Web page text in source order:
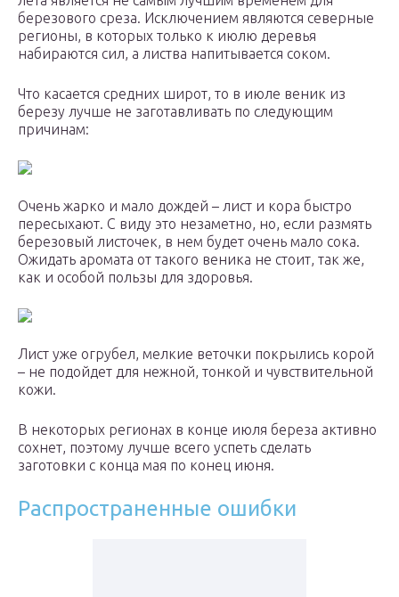
березового среза. Исключением являются северные
регионы, в которых только к июлю деревья
набираются сил, а листва напитывается соком.
Что касается средних широт, то в июле веник из
березу лучше не заготавливать по следующим
причинам:
Очень жарко и мало дождей – лист и кора быстро
пересыхают. С виду это незаметно, но, если размять
березовый листочек, в нем будет очень мало сока.
Ожидать аромата от такого веника не стоит, так же,
как и особой пользы для здоровья.
Лист уже огрубел, мелкие веточки покрылись корой
– не подойдет для нежной, тонкой и чувствительной
кожи.
В некоторых регионах в конце июля береза активно
сохнет, поэтому лучше всего успеть сделать
заготовки с конца мая по конец июня.
Распространенные ошибки